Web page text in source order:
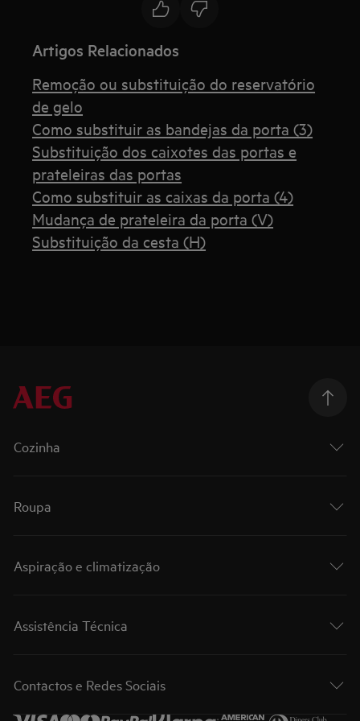
Artigos Relacionados
Remoção ou substituição do reservatório
de gelo
Como substituir as bandejas da porta (3)
Substituição dos caixotes das portas e
prateleiras das portas
Como substituir as caixas da porta (4)
Mudança de prateleira da porta (V)
Substituição da cesta (H)
Cozinha
Roupa
Aspiração e climatização
Assistência Técnica
Contactos e Redes Sociais